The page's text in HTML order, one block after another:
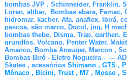
bombas JVP , Schinneider, Franklin,
Loren, altbar, Bombas ebara, Famac,
hidromar, kacher, Afa, anaflex, Ibirá,
pascoa, são marco, Docol, jng, H
bombas thebe, Disma, Trap, garthen,
grundfos, Volcano, Penter
Amanco, Bomba Anauger, Marcon ,
Bombas Biró - Eletro Nogueira - ---
Skates , acessórios Shimano , GTS ,
Mônaco , Bicini, Trust , M7 , Mosso ,